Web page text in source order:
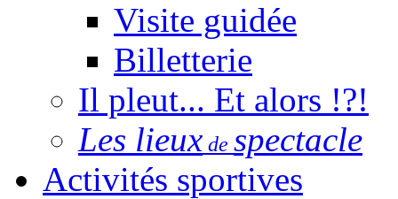
Visite guidée
Billetterie
Il pleut... Et alors !?!
Les lieux de spectacle
Activités sportives